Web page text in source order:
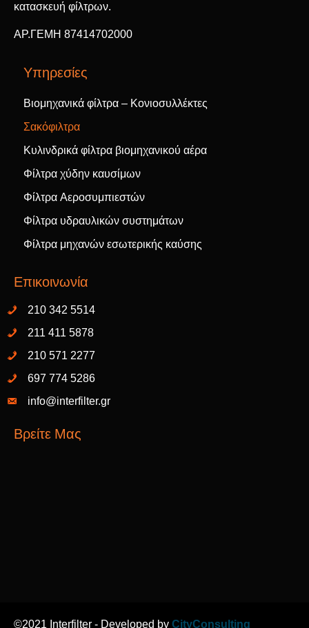
κατασκευή φίλτρων.
ΑΡ.ΓΕΜΗ 87414702000
Υπηρεσίες
Βιομηχανικά φίλτρα – Κονιοσυλλέκτες
Σακόφιλτρα
Κυλινδρικά φίλτρα βιομηχανικού αέρα
Φίλτρα χύδην καυσίμων
Φίλτρα Aεροσυμπιεστών
Φίλτρα υδραυλικών συστημάτων
Φίλτρα μηχανών εσωτερικής καύσης
Επικοινωνία
210 342 5514
211 411 5878
210 571 2277
697 774 5286
info@interfilter.gr
Βρείτε Μας
©2021 Interfilter - Developed by CityConsulting